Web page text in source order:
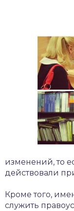
изменений, то
действовали
Кроме того,
служить